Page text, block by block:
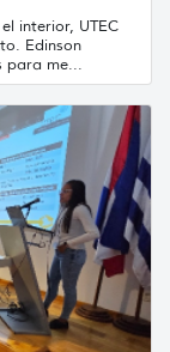
interior, UTEC
Edinson
para me...